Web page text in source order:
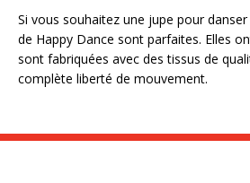
Si vous souhaitez une jupe pour
de Happy Dance sont parfaites. Elles
sont fabriquées avec des tissus de
complète liberté de mouvement.